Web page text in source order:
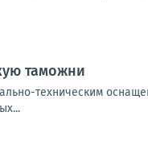
таможни
техническим